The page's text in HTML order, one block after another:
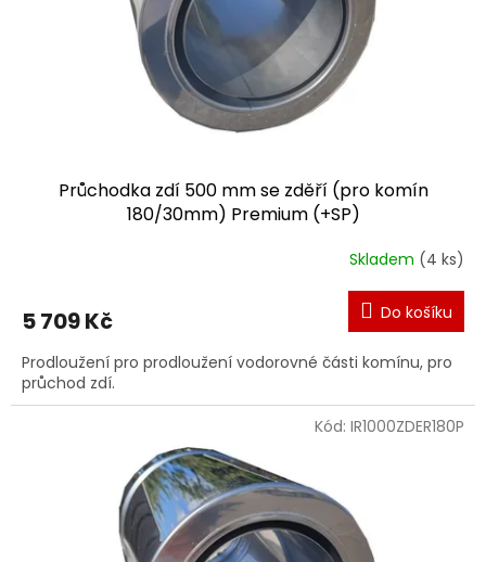
Průchodka zdí 500 mm se zděří (pro komín
180/30mm) Premium (+SP)
Skladem (4 ks)
5 709 Kč Do košíku
Prodloužení pro prodloužení vodorovné části komínu, pro
průchod zdí.
Kód: IR1000ZDER180P